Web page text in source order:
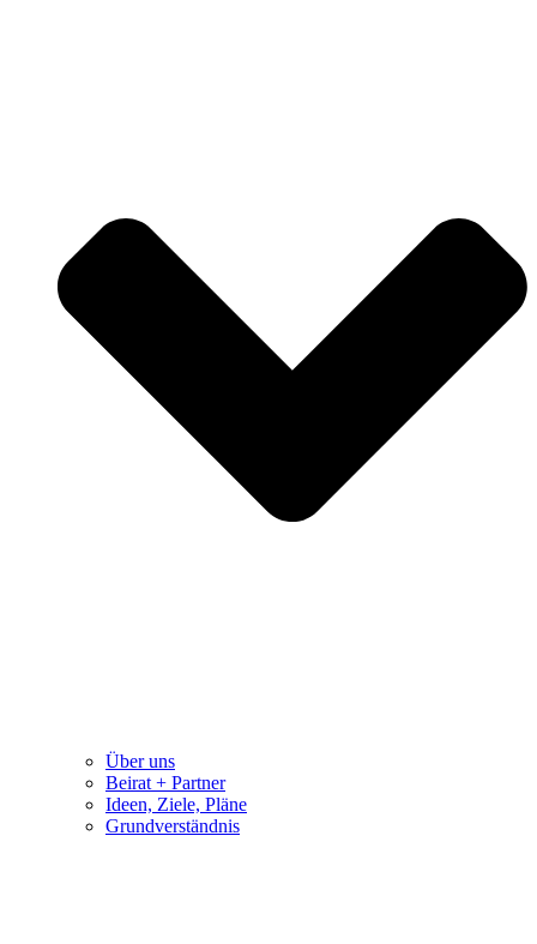
Über uns
Beirat + Partner
Ideen, Ziele, Pläne
Grundverständnis